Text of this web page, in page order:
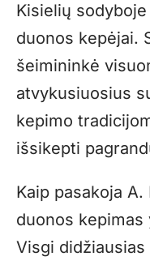
Kisielių
duonos kepėjai.
šeimininkė
atvykusiuosius
kepimo
išsikepti
Kaip pasakoja
duonos
Visgi